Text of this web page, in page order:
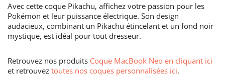
Avec cette coque Pikachu, affichez votre passion pour les
Pokémon et leur puissance électrique. Son design
audacieux, combinant un Pikachu étincelant et un fond noir
mystique, est idéal pour tout dresseur.
Retrouvez nos produits Coque MacBook Neo en cliquant ici
et retrouvez toutes nos coques personnalisées ici.